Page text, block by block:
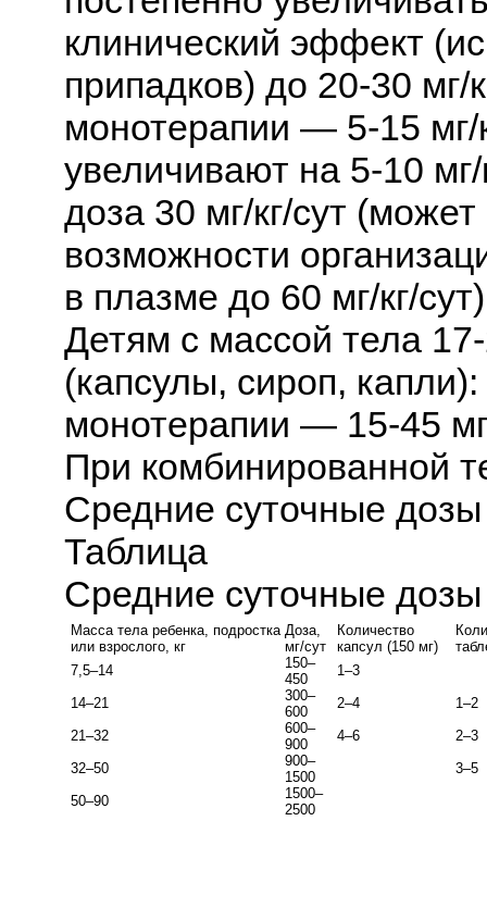
клинический эффект
припадков) до 20-30
монотерапии — 5-15 мг/
увеличивают на 5-10
доза 30 мг/кг/сут
возможности
в плазме до 60 мг/кг/
Детям с массой тела 17-
(капсулы, сироп,
монотерапии — 15-45
При комбинированной
Средние суточные
Таблица
Средние суточные дозы
Масса тела ребенка, подростка
или взрослого, кг
Доза,
мг/сут
Количество
капсул (150 мг)
7,5–14
150–
450
1–3
14–21
300–
600
2–4
1–2
21–32
600–
900
4–6
2–3
32–50
900–
1500
3–5
50–90
1500–
2500